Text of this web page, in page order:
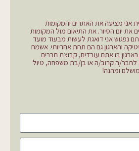
אני מציעה את האתרים והמקומות
את יום הסיור. את התיאום מול המקומות
נפגוש אני דואגת לעשות מבעוד מועד
והארגון גם הם תחת אחריותי. אשמח
בו אתם עובדים, קבוצת חברים
לחבר/ה קרוב/ה או בן/בת משפחה, טיול
מושלם ומהנה!